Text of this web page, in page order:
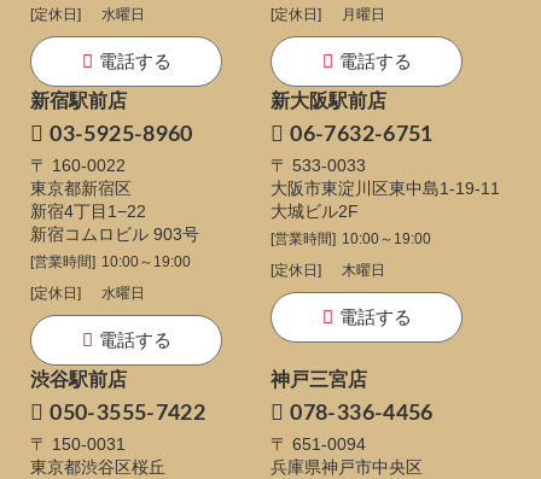
[定休日]
水曜日
電話する
[定休日]
月曜日
電話する
新宿駅前店
03-5925-8960
〒 160-0022
東京都新宿区
新宿4丁目1−22
新宿コムロビル 903号
[営業時間] 10:00～19:00
[定休日]
水曜日
電話する
新大阪駅前店
06-7632-6751
〒 533-0033
大阪市東淀川区東中島1-19-11
大城ビル2F
[営業時間] 10:00～19:00
[定休日]
木曜日
電話する
渋谷駅前店
050-3555-7422
〒 150-0031
東京都渋谷区桜丘
神戸三宮店
078-336-4456
〒 651-0094
兵庫県神戸市中央区